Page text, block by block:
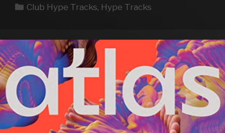
TRACKS
Kategorien
Club Hype Tracks, Hype Tracks